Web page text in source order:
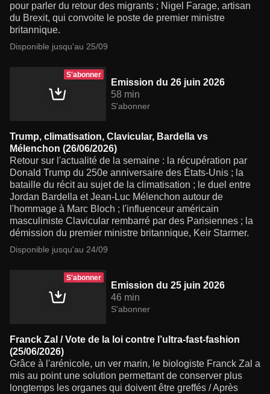
pour parler du retour des migrants ; Nigel Farage, artisan
du Brexit, qui convoite le poste de premier ministre
britannique.
Disponible jusqu'au 25/09
S'abonner
Emission du 26 juin 2026
58 min
S'abonner
Trump, climatisation, Clavicular, Bardella vs
Mélenchon (26/06/2026)
Retour sur l'actualité de la semaine : la récupération par
Donald Trump du 250e anniversaire des États-Unis ; la
bataille du récit au sujet de la climatisation ; le duel entre
Jordan Bardella et Jean-Luc Mélenchon autour de
l'hommage à Marc Bloch ; l'influenceur américain
masculiniste Clavicular rembarré par des Parisiennes ; la
démission du premier ministre britannique, Keir Starmer.
Disponible jusqu'au 24/09
S'abonner
Emission du 25 juin 2026
46 min
S'abonner
Franck Zal / Vote de la loi contre l’ultra-fast-fashion
(25/06/2026)
Grâce à l'arénicole, un ver marin, le biologiste Franck Zal a
mis au point une solution permettant de conserver plus
longtemps les organes qui doivent être greffés / Après